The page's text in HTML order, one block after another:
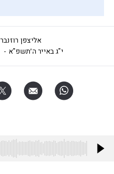
אליצפן
י"ג באייר ה׳תשפ"א